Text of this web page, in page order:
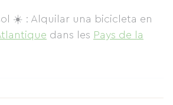
☀️ : Alquilar una bicicleta en
dans les Pays de la